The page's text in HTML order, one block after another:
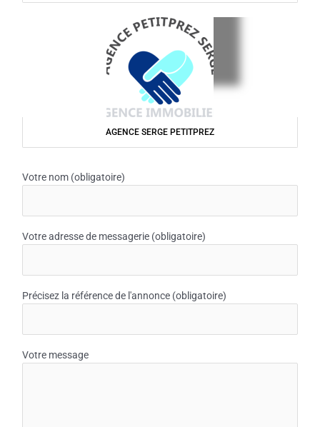
AGENCE SERGE PETITPREZ
Votre nom (obligatoire)
Votre adresse de messagerie (obligatoire)
Précisez la référence de l'annonce (obligatoire)
Votre message